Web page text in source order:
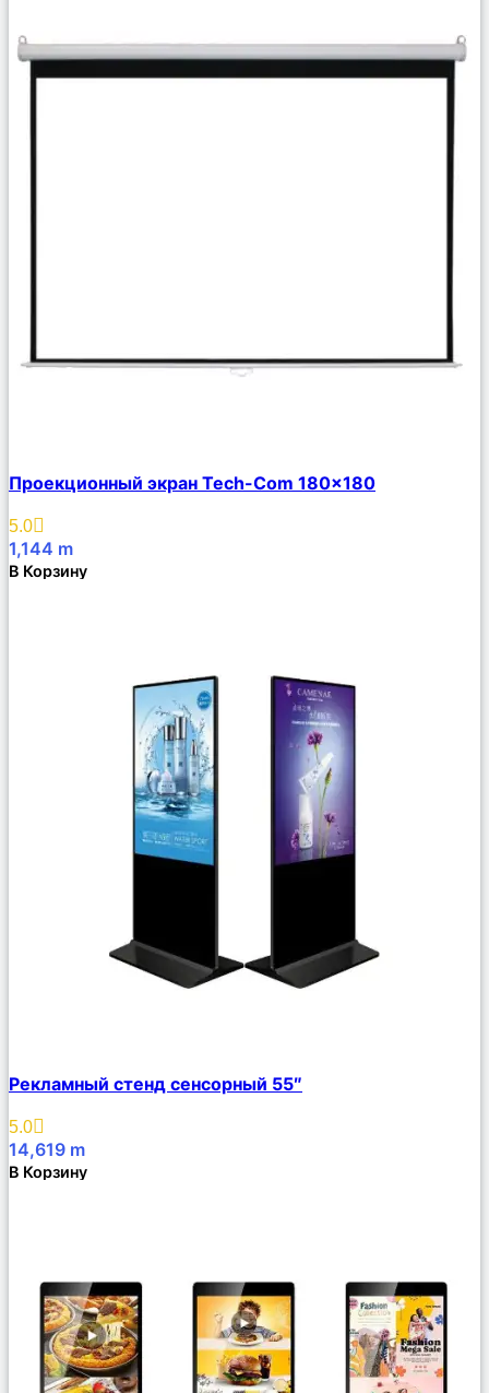
Описание
Избранное
Проекционный экран Tech-Com 180×180
5.0
1,144 m
В Корзину
Описание
Избранное
Рекламный стенд сенсорный 55″
5.0
14,619 m
В Корзину